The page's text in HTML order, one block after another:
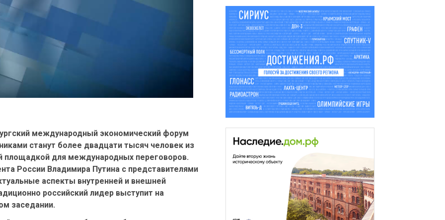
международный экономический форум
станут более двадцати тысяч человек из
площадкой для международных переговоров.
России Владимира Путина с представителями
аспекты внутренней и внешней
российский лидер выступит на
заседании.